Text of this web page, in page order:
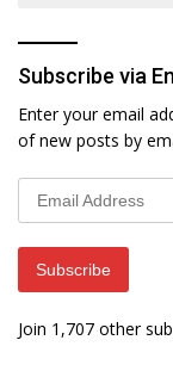
Subscribe via
Enter your email
of new posts by
Subscribe
Join 1,707 other